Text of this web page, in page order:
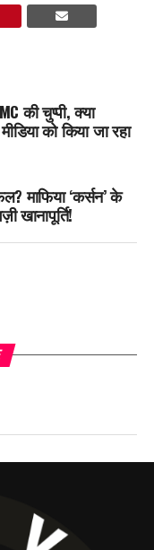
की चुप्पी, क्या
को किया जा रहा
माफिया ‘कर्सन’ के
खानापूर्ति!